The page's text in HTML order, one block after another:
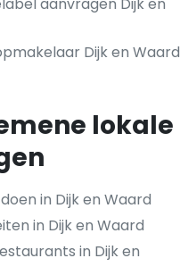
Dijk en Waard
lokale
in Dijk en Waard
in Dijk en Waard
in Dijk en